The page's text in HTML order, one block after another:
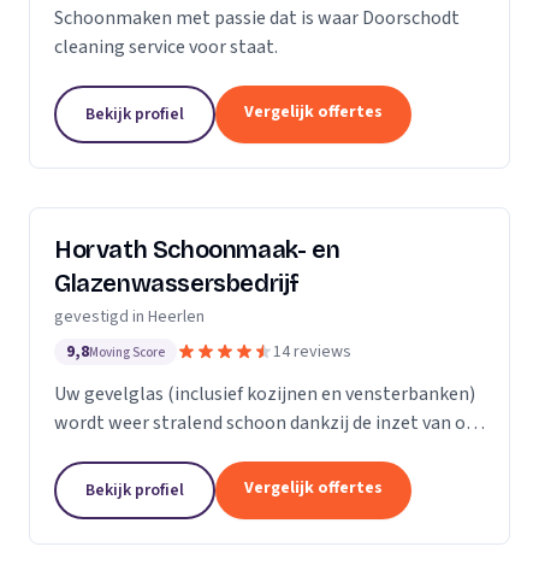
Schoonmaken met passie dat is waar Doorschodt
cleaning service voor staat.
Bekijk profiel Vergelijk offertes
Horvath Schoonmaak- en
Glazenwassersbedrijf
gevestigd in Heerlen
9,8Moving Score 14 reviews
Uw gevelglas (inclusief kozijnen en vensterbanken)
wordt weer stralend schoon dankzij de inzet van ons
Bekijk profiel Vergelijk offertes